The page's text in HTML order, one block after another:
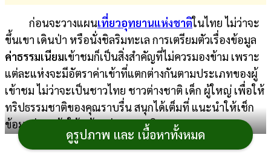
ก่อนจะวางแผนเที่ยวอุทยานแห่งชาติในไทย ไม่ว่าจะ
ขึ้นเขา เดินป่า หรือนั่งชิลริมทะเล การเตรียมตัวเรื่องข้อมูล
ค่าธรรมเนียมเข้าชมก็เป็นสิ่งสำคัญที่ไม่ควรมองข้าม เพราะ
แต่ละแห่งจะมีอัตราค่าเข้าที่แตกต่างกันตามประเภทของผู้
เข้าชม ไม่ว่าจะเป็นชาวไทย ชาวต่างชาติ เด็ก ผู้ใหญ่ เพื่อให้
ทริปธรรมชาติของคุณราบรื่น สนุกได้เต็มที่ แนะนำให้เช็ก
ข้อมูลล่วงหน้าให้พร้อมก่อนออกเดินทาง
ดูรูปภาพ และ เนื้อหาทั้งหมด
การ
เงิน
การ
ศึกษา
บันเทิง
ดู